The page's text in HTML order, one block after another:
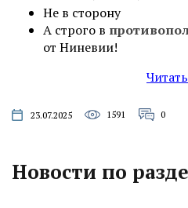
Не в сторону
А строго в
от Ниневии!
23.07.2025 1591 0
Новости по